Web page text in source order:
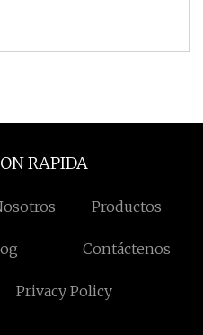
RAPIDA
Productos
Contáctenos
Privacy Policy